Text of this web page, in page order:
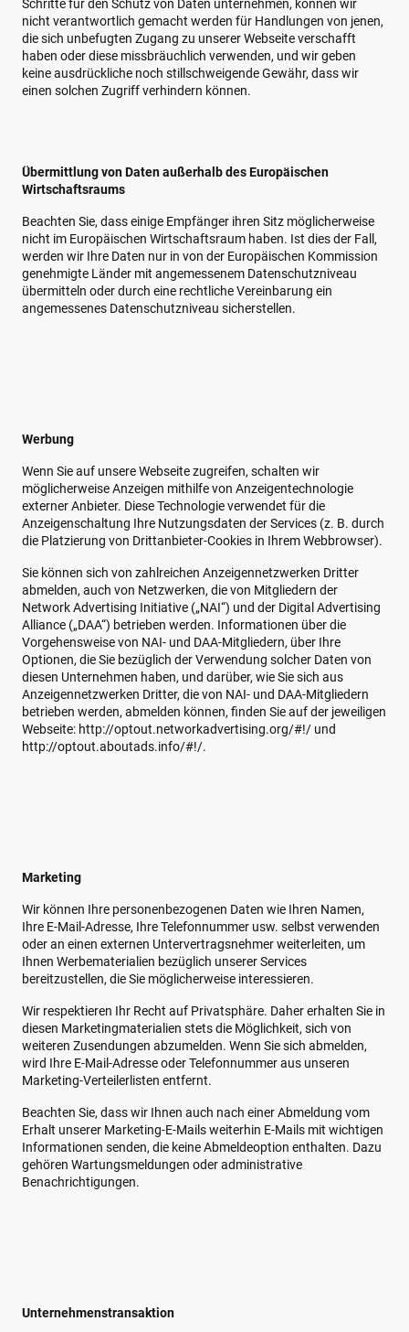
Schritte für den Schutz von Daten unternehmen, können wir
nicht verantwortlich gemacht werden für Handlungen von jenen,
die sich unbefugten Zugang zu unserer Webseite verschafft
haben oder diese missbräuchlich verwenden, und wir geben
keine ausdrückliche noch stillschweigende Gewähr, dass wir
einen solchen Zugriff verhindern können.
Übermittlung von Daten außerhalb des Europäischen
Wirtschaftsraums
Beachten Sie, dass einige Empfänger ihren Sitz möglicherweise
nicht im Europäischen Wirtschaftsraum haben. Ist dies der Fall,
werden wir Ihre Daten nur in von der Europäischen Kommission
genehmigte Länder mit angemessenem Datenschutzniveau
übermitteln oder durch eine rechtliche Vereinbarung ein
angemessenes Datenschutzniveau sicherstellen.
Werbung
Wenn Sie auf unsere Webseite zugreifen, schalten wir
möglicherweise Anzeigen mithilfe von Anzeigentechnologie
externer Anbieter. Diese Technologie verwendet für die
Anzeigenschaltung Ihre Nutzungsdaten der Services (z. B. durch
die Platzierung von Drittanbieter-Cookies in Ihrem Webbrowser).
Sie können sich von zahlreichen Anzeigennetzwerken Dritter
abmelden, auch von Netzwerken, die von Mitgliedern der
Network Advertising Initiative („NAI“) und der Digital Advertising
Alliance („DAA“) betrieben werden. Informationen über die
Vorgehensweise von NAI- und DAA-Mitgliedern, über Ihre
Optionen, die Sie bezüglich der Verwendung solcher Daten von
diesen Unternehmen haben, und darüber, wie Sie sich aus
Anzeigennetzwerken Dritter, die von NAI- und DAA-Mitgliedern
betrieben werden, abmelden können, finden Sie auf der jeweiligen
Webseite: http://optout.networkadvertising.org/#!/ und
http://optout.aboutads.info/#!/.
Marketing
Wir können Ihre personenbezogenen Daten wie Ihren Namen,
Ihre E-Mail-Adresse, Ihre Telefonnummer usw. selbst verwenden
oder an einen externen Untervertragsnehmer weiterleiten, um
Ihnen Werbematerialien bezüglich unserer Services
bereitzustellen, die Sie möglicherweise interessieren.
Wir respektieren Ihr Recht auf Privatsphäre. Daher erhalten Sie in
diesen Marketingmaterialien stets die Möglichkeit, sich von
weiteren Zusendungen abzumelden. Wenn Sie sich abmelden,
wird Ihre E-Mail-Adresse oder Telefonnummer aus unseren
Marketing-Verteilerlisten entfernt.
Beachten Sie, dass wir Ihnen auch nach einer Abmeldung vom
Erhalt unserer Marketing-E-Mails weiterhin E-Mails mit wichtigen
Informationen senden, die keine Abmeldeoption enthalten. Dazu
gehören Wartungsmeldungen oder administrative
Benachrichtigungen.
Unternehmenstransaktion